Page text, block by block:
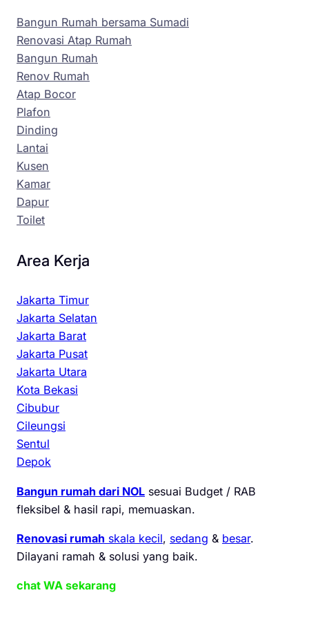
Bangun Rumah bersama Sumadi
Renovasi Atap Rumah
Bangun Rumah
Renov Rumah
Atap Bocor
Plafon
Dinding
Lantai
Kusen
Kamar
Dapur
Toilet
Area Kerja
Jakarta Timur
Jakarta Selatan
Jakarta Barat
Jakarta Pusat
Jakarta Utara
Kota Bekasi
Cibubur
Cileungsi
Sentul
Depok
Bangun rumah dari NOL sesuai Budget / RAB
fleksibel & hasil rapi, memuaskan.
Renovasi rumah skala kecil, sedang & besar.
Dilayani ramah & solusi yang baik.
chat WA sekarang